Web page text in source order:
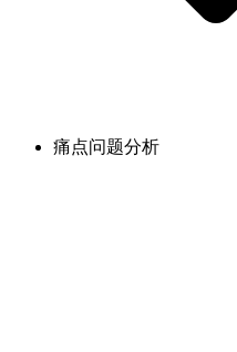
痛点问题分析